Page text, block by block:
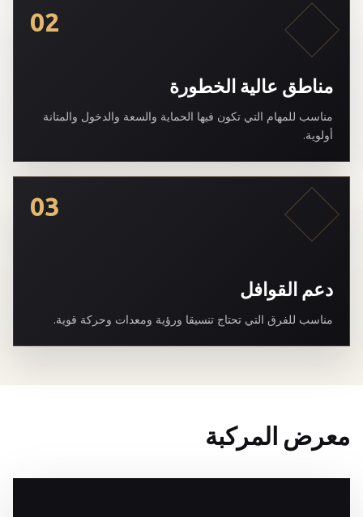
02
مناطق عالية الخطورة
مناسب للمهام التي تكون فيها الحماية والسعة والدخول والمتانة
أولوية.
03
دعم القوافل
مناسب للفرق التي تحتاج تنسيقا ورؤية ومعدات وحركة قوية.
معرض المركبة